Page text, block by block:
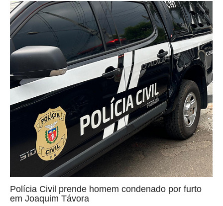
Polícia Civil prende homem condenado por furto
em Joaquim Távora